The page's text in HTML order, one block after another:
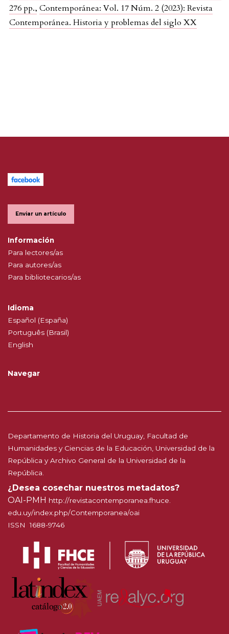
276 pp., Contemporánea: Vol. 17 Núm. 2 (2023): Revista
Contemporánea. Historia y problemas del siglo XX
Enviar un artículo
Información
Para lectores/as
Para autores/as
Para bibliotecarios/as
Idioma
Español (España)
Português (Brasil)
English
Navegar
Departamento de Historia del Uruguay, Facultad de
Humanidades y Ciencias de la Educación, Universidad de la
República y Archivo General de la Universidad de la
República.
¿Desea cosechar nuestros metadatos?
OAI-PMH http://revistacontemporanea.fhuce.
edu.uy/index.php/Contemporanea/oai
ISSN 1688-9746